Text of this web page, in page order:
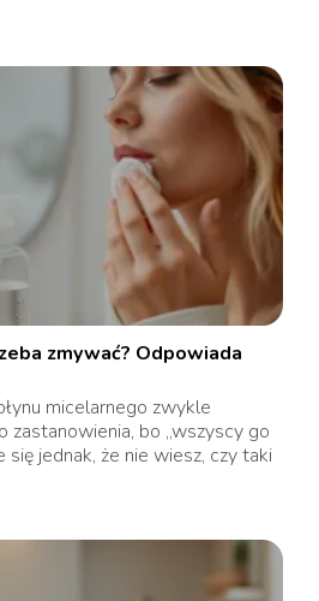
zmywać? Odpowiada
micelarnego zwykle
zastanowienia, bo „wszyscy go
się jednak, że nie wiesz, czy taki